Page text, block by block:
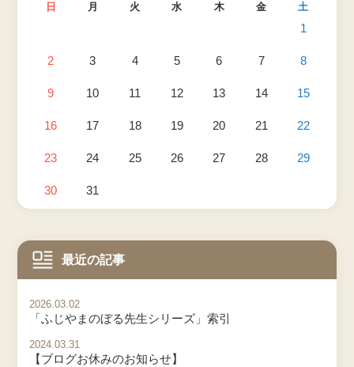
日 月 火 水 木 金 土
1
2 3 4 5 6 7 8
9 10 11 12 13 14 15
16 17 18 19 20 21 22
23 24 25 26 27 28 29
30 31
最近の記事
2026.03.02
「ふじやまのぼる先生シリーズ」索引
2024.03.31
【ブログお休みのお知らせ】